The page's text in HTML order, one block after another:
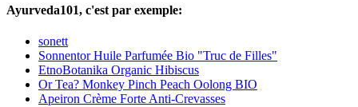
Ayurveda101, c'est par exemple:
sonett
Sonnentor Huile Parfumée Bio "Truc de Filles"
EtnoBotanika Organic Hibiscus
Or Tea? Monkey Pinch Peach Oolong BIO
Apeiron Crème Forte Anti-Crevasses